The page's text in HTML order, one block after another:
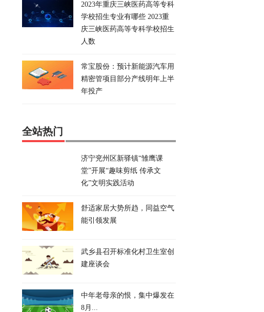
2023年重庆三峡医药高等专科
学校招生专业有哪些 2023重
庆三峡医药高等专科学校招生
人数
常宝股份：预计新能源汽车用
精密管项目部分产线明年上半
年投产
全站热门
济宁兖州区新驿镇“雏鹰课
堂”开展“趣味剪纸 传承文
化”文明实践活动
舒适家居大势所趋，同益空气
能引领发展
武乡县召开标准化村卫生室创
建座谈会
中年老母亲的恨，集中爆发在
8月...